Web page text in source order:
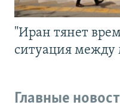
"Иран тянет
ситуация
Главные